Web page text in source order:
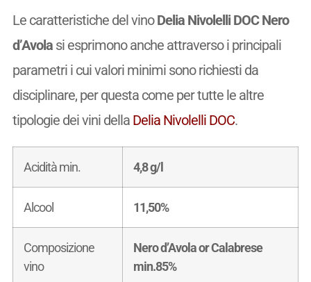
Le caratteristiche del vinoDelia Nivolelli DOC Nero
d’Avolasi esprimono anche attraverso i principali
parametri i cui valori minimi sono richiesti da
disciplinare, per questa come per tutte le altre
tipologie dei vini della Delia Nivolelli DOC.
Acidità min. 4,8 g/l
Alcool 11,50%
Composizione
vino
Nero d’Avola or Calabrese
min.85%